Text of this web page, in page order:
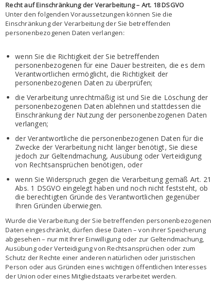
Recht auf Einschränkung der Verarbeitung – Art. 18 DSGVO
Unter den folgenden Voraussetzungen können Sie die
Einschränkung der Verarbeitung der Sie betreffenden
personenbezogenen Daten verlangen:
wenn Sie die Richtigkeit der Sie betreffenden
personenbezogenen für eine Dauer bestreiten, die es dem
Verantwortlichen ermöglicht, die Richtigkeit der
personenbezogenen Daten zu überprüfen;
die Verarbeitung unrechtmäßig ist und Sie die Löschung der
personenbezogenen Daten ablehnen und stattdessen die
Einschränkung der Nutzung der personenbezogenen Daten
verlangen;
der Verantwortliche die personenbezogenen Daten für die
Zwecke der Verarbeitung nicht länger benötigt, Sie diese
jedoch zur Geltendmachung, Ausübung oder Verteidigung
von Rechtsansprüchen benötigen, oder
wenn Sie Widerspruch gegen die Verarbeitung gemäß Art. 21
Abs. 1 DSGVO eingelegt haben und noch nicht feststeht, ob
die berechtigten Gründe des Verantwortlichen gegenüber
Ihren Gründen überwiegen.
Wurde die Verarbeitung der Sie betreffenden personenbezogenen
Daten eingeschränkt, dürfen diese Daten – von ihrer Speicherung
abgesehen – nur mit Ihrer Einwilligung oder zur Geltendmachung,
Ausübung oder Verteidigung von Rechtsansprüchen oder zum
Schutz der Rechte einer anderen natürlichen oder juristischen
Person oder aus Gründen eines wichtigen öffentlichen Interesses
der Union oder eines Mitgliedstaats verarbeitet werden.